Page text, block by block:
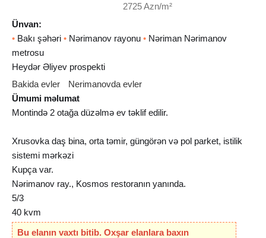
2725 Azn/m²
Ünvan:
• Bakı şəhəri • Nərimanov rayonu • Nəriman Nərimanov
metrosu
Heydər Əliyev prospekti
Bakida evler
Nerimanovda evler
Ümumi məlumat
Montində 2 otağa düzəlmə ev təklif edilir.
Xrusovka daş bina, orta təmir, güngörən və pol parket, istilik
sistemi mərkəzi
Kupça var.
Nərimanov ray., Kosmos restoranın yanında.
5/3
40 kvm
2 otağa düzəlmə
Bu elanın vaxtı bitib. Oxşar elanlara baxın